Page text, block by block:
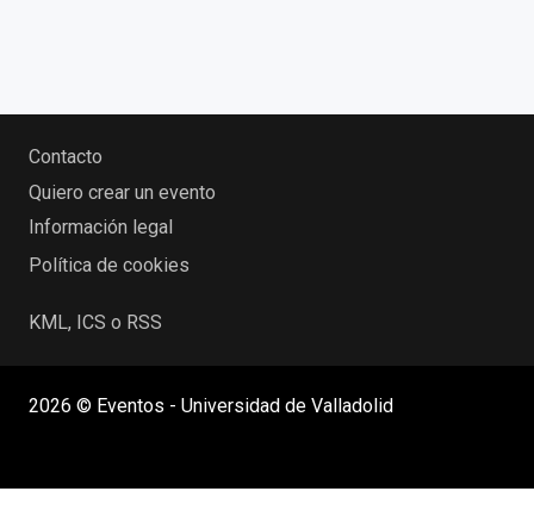
Contacto
Quiero crear un evento
Información legal
Política de cookies
KML, ICS o RSS
2026 © Eventos - Universidad de Valladolid